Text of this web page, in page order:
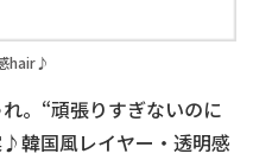
hair♪
。“頑張りすぎないのに
韓国風レイヤー・透明感